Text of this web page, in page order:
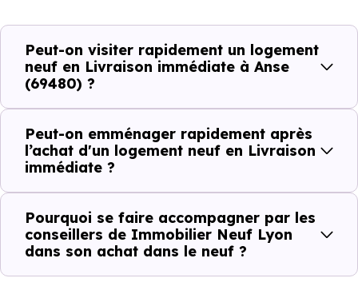
avancer rapidement.
Action Ce que cela change pour vous
Visiter Vous voyez le bien tel qu’il est
Comparer Vous comparez des biens réels
Décider Plus rapide, moins d’incertitudes
Peut-on visiter rapidement un logement
neuf en Livraison immédiate à Anse
(69480) ?
Peut-on emménager rapidement après
l’achat d'un logement neuf en Livraison
immédiate ?
Pourquoi se faire accompagner par les
conseillers de Immobilier Neuf Lyon
dans son achat dans le neuf ?